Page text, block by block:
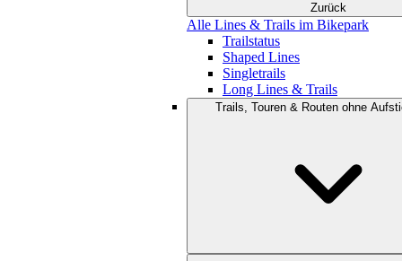
Zurück
Alle Lines & Trails im Bikepark
Trailstatus
Shaped Lines
Singletrails
Long Lines & Trails
Trails, Touren & Routen ohne